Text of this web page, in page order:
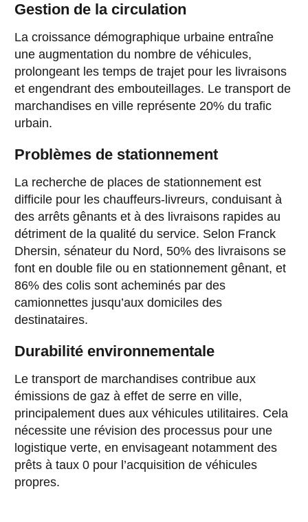
Gestion de la circulation
La croissance démographique urbaine entraîne
une augmentation du nombre de véhicules,
prolongeant les temps de trajet pour les livraisons
et engendrant des embouteillages. Le transport de
marchandises en ville représente 20% du trafic
urbain.
Problèmes de stationnement
La recherche de places de stationnement est
difficile pour les chauffeurs-livreurs, conduisant à
des arrêts gênants et à des livraisons rapides au
détriment de la qualité du service. Selon Franck
Dhersin, sénateur du Nord, 50% des livraisons se
font en double file ou en stationnement gênant, et
86% des colis sont acheminés par des
camionnettes jusqu’aux domiciles des
destinataires.
Durabilité environnementale
Le transport de marchandises contribue aux
émissions de gaz à effet de serre en ville,
principalement dues aux véhicules utilitaires. Cela
nécessite une révision des processus pour une
logistique verte, en envisageant notamment des
prêts à taux 0 pour l’acquisition de véhicules
propres.